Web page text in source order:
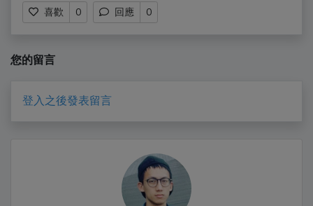
喜歡 0 回應 0
您的留言
登入之後發表留言